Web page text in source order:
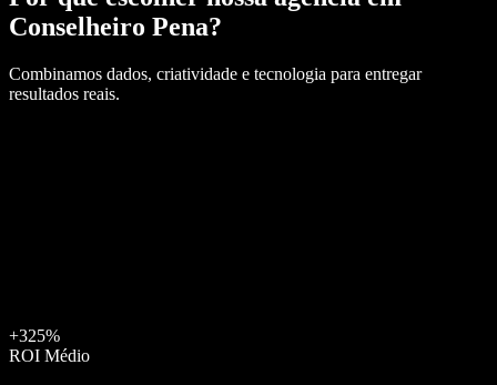
Conselheiro Pena?
Combinamos dados, criatividade e tecnologia para entregar
resultados reais.
+325%
ROI Médio